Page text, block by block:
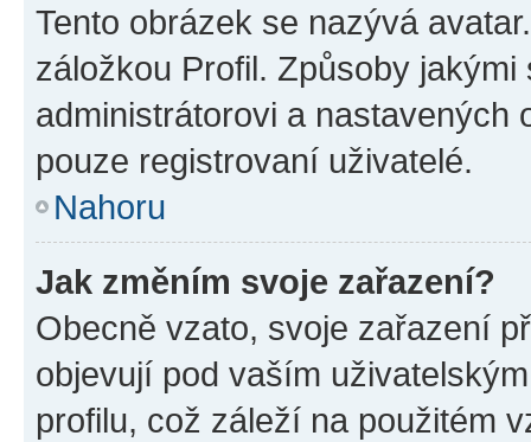
Tento obrázek se nazývá
záložkou Profil. Způsoby
administrátorovi a nastavených
pouze registrovaní uživatelé.
Nahoru
Jak změním svoje zařazení?
Obecně vzato, svoje zařazení
objevují pod vaším
profilu, což záleží na použitém